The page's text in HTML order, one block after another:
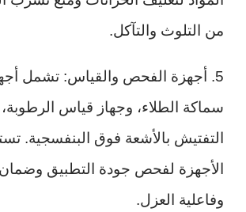
من التلوث والتآكل.
5. أجهزة الفحص والقياس: تشمل
سماكة الطلاء، وجهاز قياس
التفتيش بالأشعة فوق البنفسجية.
الأجهزة لفحص جودة التطبيق
وفاعلية العزل.